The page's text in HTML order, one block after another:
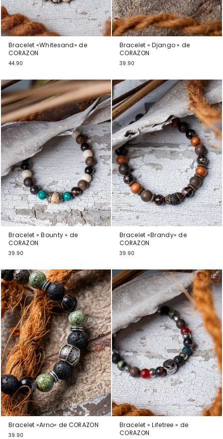
Bracelet «Whitesand» de
CORAZON
44.90
Bracelet « Django » de
CORAZON
39.90
Bracelet « Bounty » de
CORAZON
39.90
Bracelet «Brandy» de
CORAZON
39.90
Bracelet «Arno» de CORAZON
39.90
Bracelet « Lifetree » de
CORAZON